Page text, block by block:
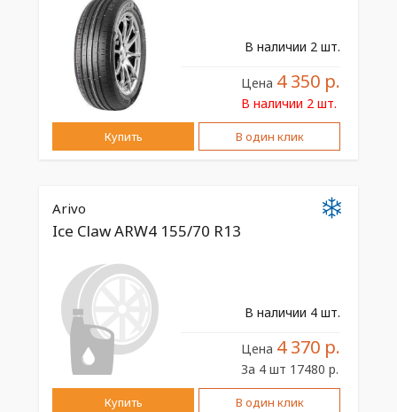
В наличии 2 шт.
Цена 4 350 р.
В наличии 2 шт.
Купить В один клик
Arivo
Ice Claw ARW4 155/70 R13
В наличии 4 шт.
Цена 4 370 р.
За 4 шт 17480 р.
Купить В один клик